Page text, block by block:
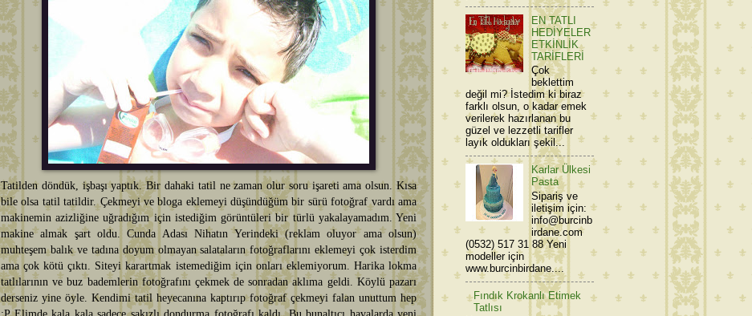
Tatilden döndük, işbaşı yaptık. Bir dahaki tatil ne zaman olur soru işareti ama olsun. Kısa
bile olsa tatil tatildir. Çekmeyi ve bloga eklemeyi düşündüğüm bir sürü fotoğraf vardı ama
makinemin azizliğine uğradığım için istediğim görüntüleri bir türlü yakalayamadım. Yeni
makine almak şart oldu. Cunda Adası Nihatın Yerindeki (reklam oluyor ama olsun)
muhteşem balık ve tadına doyum olmayan salataların fotoğraflarını eklemeyi çok isterdim
ama çok kötü çıktı. Siteyi karartmak istemediğim için onları eklemiyorum. Harika lokma
tatlılarının ve buz bademlerin fotoğrafını çekmek de sonradan aklıma geldi. Köylü pazarı
derseniz yine öyle. Kendimi tatil heyecanına kaptırıp fotoğraf çekmeyi falan unuttum hep
EN TATLI
HEDİYELER
ETKİNLİK
TARİFLERİ
Çok
beklettim
değil mi? İstedim ki biraz
farklı olsun, o kadar emek
verilerek hazırlanan bu
güzel ve lezzetli tarifler
layık oldukları şekil...
Karlar Ülkesi
Pasta
Sipariş ve
iletişim için:
info@burcinb
irdane.com
(0532) 517 31 88 Yeni
modeller için
www.burcinbirdane....
Fındık Krokanlı Etimek
Tatlısı